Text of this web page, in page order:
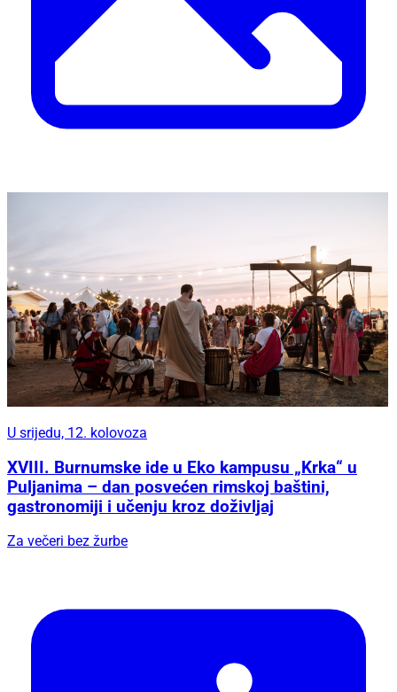
U srijedu, 12. kolovoza
XVIII. Burnumske ide u Eko kampusu „Krka“ u
Puljanima – dan posvećen rimskoj baštini,
gastronomiji i učenju kroz doživljaj
Za večeri bez žurbe